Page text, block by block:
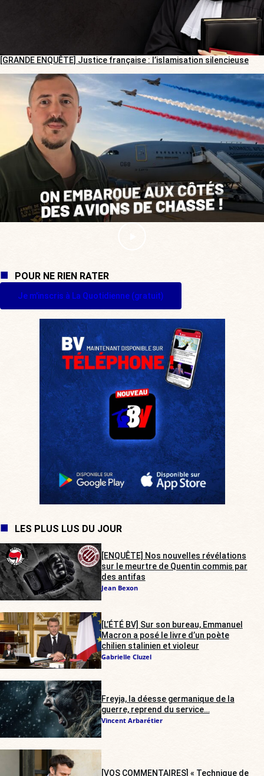
[GRANDE ENQUÊTE] Justice française : l’islamisation silencieuse
POUR NE RIEN RATER
Je m'inscris à La Quotidienne (gratuit)
LES PLUS LUS DU JOUR
[ENQUÊTE] Nos nouvelles révélations
sur le meurtre de Quentin commis par
des antifas
Jean Bexon
[L’ÉTÉ BV] Sur son bureau, Emmanuel
Macron a posé le livre d’un poète
chilien stalinien et violeur
Gabrielle Cluzel
Freyja, la déesse germanique de la
guerre, reprend du service…
Vincent Arbarétier
[VOS COMMENTAIRES] « Technique de